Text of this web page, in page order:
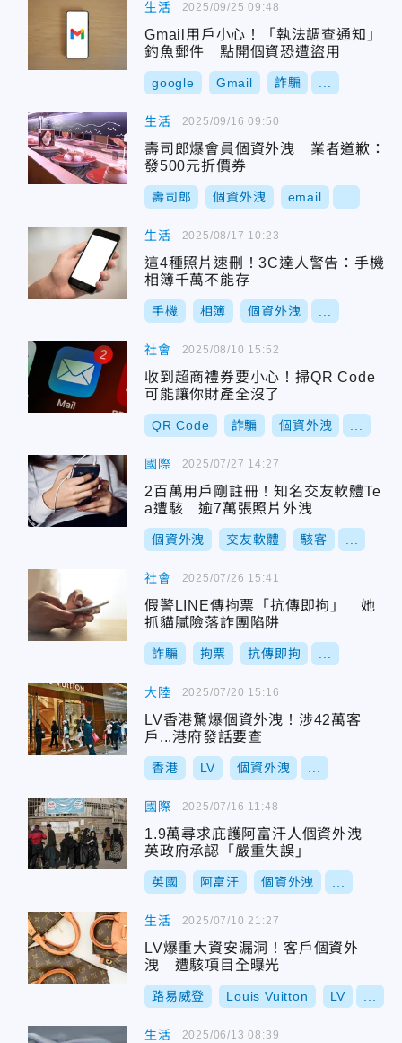
生活
Gmail用戶小心！「執法調查通知」
釣魚郵件 點開個資恐遭盜用
google Gmail 詐騙
2025/09/25 09:48
生活
壽司郎爆會員個資外洩 業者道歉：
發500元折價券
壽司郎 個資外洩 email
2025/09/16 09:50
生活
這4種照片速刪！3C達人警告：手機
相簿千萬不能存
手機 相簿 個資外洩
2025/08/17 10:23
社會
收到超商禮券要小心！掃QR Code
可能讓你財產全沒了
QR Code 詐騙 個資外洩
2025/08/10 15:52
國際
2百萬用戶剛註冊！知名交友軟體Te
a遭駭 逾7萬張照片外洩
個資外洩 交友軟體 駭客
2025/07/27 14:27
社會
假警LINE傳拘票「抗傳即拘」 她
抓貓膩險落詐團陷阱
詐騙 拘票 抗傳即拘
2025/07/26 15:41
大陸
LV香港驚爆個資外洩！涉42萬客
戶...港府發話要查
香港 LV 個資外洩
2025/07/20 15:16
國際
1.9萬尋求庇護阿富汗人個資外洩
英政府承認「嚴重失誤」
英國 阿富汗 個資外洩
2025/07/16 11:48
生活
LV爆重大資安漏洞！客戶個資外
洩 遭駭項目全曝光
路易威登 Louis Vuitton LV
2025/07/10 21:27
生活 2025/06/13 08:39